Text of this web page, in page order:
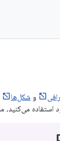
و شکل‌ها